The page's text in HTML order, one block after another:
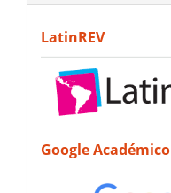
LatinREV
Google Académico